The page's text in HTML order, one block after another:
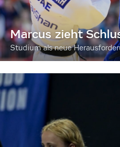
Marcus zieht
Studium als neue